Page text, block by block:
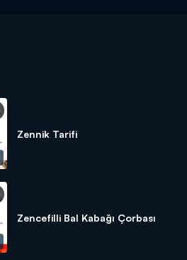
Zennik Tarifi
Zencefilli Bal Kabağı Çorbası